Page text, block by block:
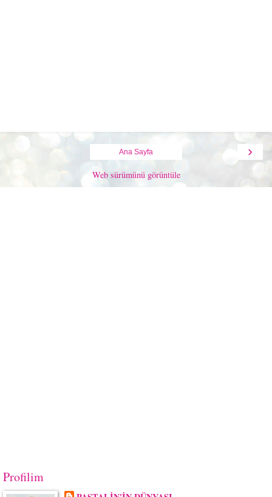
›
Ana Sayfa
Web sürümünü görüntüle
Profilim